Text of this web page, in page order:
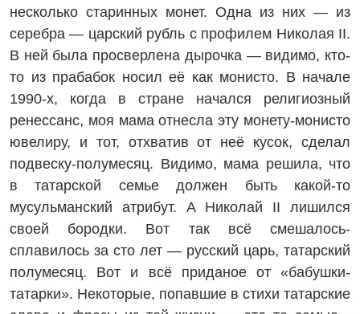
несколько старинных монет. Одна из них — из
серебра — царский рубль с профилем Николая II.
В ней была просверлена дырочка — видимо, кто-
то из прабабок носил её как монисто. В начале
1990-х, когда в стране начался религиозный
ренессанс, моя мама отнесла эту монету-монисто
ювелиру, и тот, отхватив от неё кусок, сделал
подвеску-полумесяц. Видимо, мама решила, что
в татарской ­семье должен быть какой-то
мусульманский атрибут. А Николай II лишился
своей бородки. Вот так всё смешалось-
сплавилось за сто лет — русский царь, татарский
полумесяц. Вот и всё приданое от «бабушки-
татарки». Некоторые, попавшие в стихи татарские